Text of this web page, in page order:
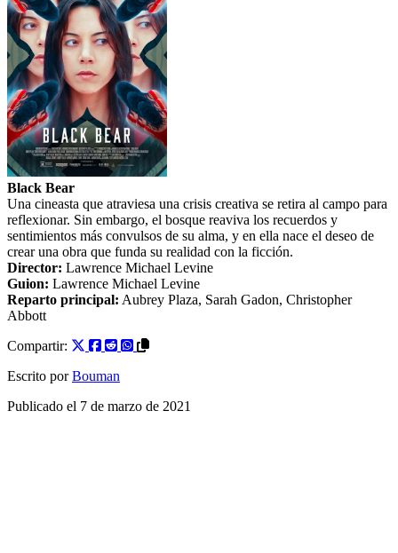
Black Bear
Una cineasta que atraviesa una crisis creativa se retira al campo para
reflexionar. Sin embargo, el bosque reaviva los recuerdos y
sentimientos más convulsos de su alma, y en ella nace el deseo de
crear una obra que funda su realidad con la ficción.
Director: Lawrence Michael Levine
Guion: Lawrence Michael Levine
Reparto principal: Aubrey Plaza, Sarah Gadon, Christopher
Abbott
Compartir:
Escrito por Bouman
Publicado el 7 de marzo de 2021